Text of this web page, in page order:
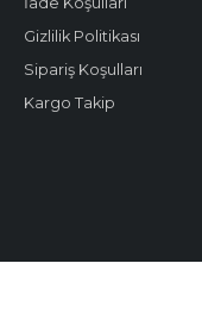
Gizlilik Politikası
Sipariş Koşulları
Kargo Takip